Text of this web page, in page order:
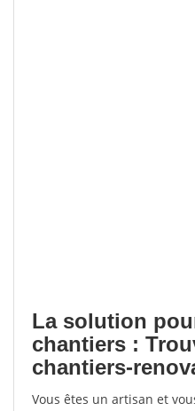
La solution
chantiers :
chantiers-
Vous êtes un artisan et